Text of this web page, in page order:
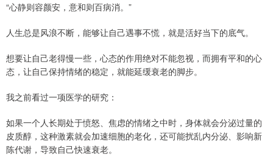
“心静则容颜安，意和则百病消。”
人生总是风浪不断，能够让自己遇事不慌，就是活好当下的底气。
想要让自己老得慢一些，心态的作用绝对不能忽视，而拥有平和的心
态，让自己保持情绪的稳定，就能延缓衰老的脚步。
我之前看过一项医学的研究：
如果一个人长期处于愤怒、焦虑的情绪之中时，身体就会分泌过量的
皮质醇，这种激素就会加速细胞的老化，还可能扰乱内分泌、影响新
陈代谢，导致自己快速衰老。